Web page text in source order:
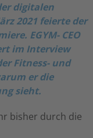
digitalen
2021 feierte der
EGYM- CEO
im Interview
Fitness- und
er die
sieht.
bisher durch die